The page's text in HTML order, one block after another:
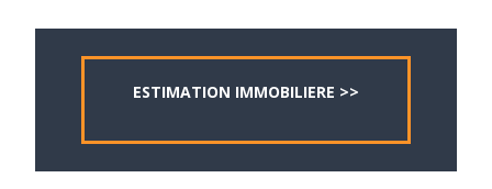
ESTIMATION IMMOBILIERE >>